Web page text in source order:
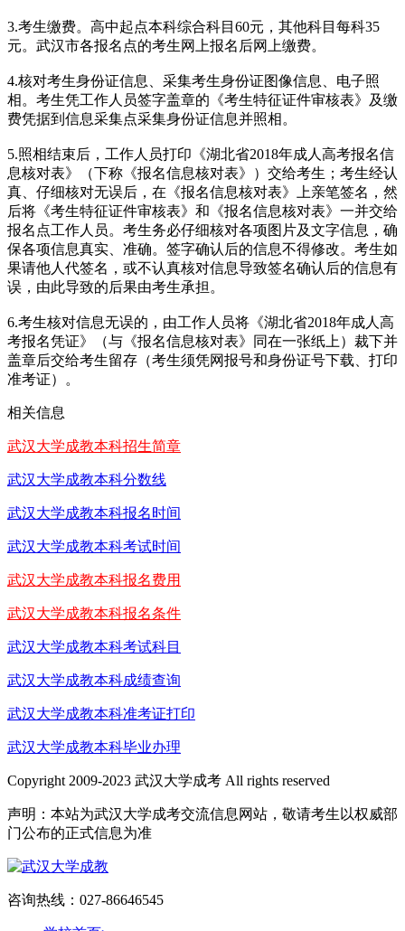
3.考生缴费。高中起点本科综合科目60元，其他科目每科35
元。武汉市各报名点的考生网上报名后网上缴费。
4.核对考生身份证信息、采集考生身份证图像信息、电子照
相。考生凭工作人员签字盖章的《考生特征证件审核表》及缴
费凭据到信息采集点采集身份证信息并照相。
5.照相结束后，工作人员打印《湖北省2018年成人高考报名信
息核对表》（下称《报名信息核对表》）交给考生；考生经认
真、仔细核对无误后，在《报名信息核对表》上亲笔签名，然
后将《考生特征证件审核表》和《报名信息核对表》一并交给
报名点工作人员。考生务必仔细核对各项图片及文字信息，确
保各项信息真实、准确。签字确认后的信息不得修改。考生如
果请他人代签名，或不认真核对信息导致签名确认后的信息有
误，由此导致的后果由考生承担。
6.考生核对信息无误的，由工作人员将《湖北省2018年成人高
考报名凭证》（与《报名信息核对表》同在一张纸上）裁下并
盖章后交给考生留存（考生须凭网报号和身份证号下载、打印
准考证）。
相关信息
武汉大学成教本科招生简章
武汉大学成教本科分数线
武汉大学成教本科报名时间
武汉大学成教本科考试时间
武汉大学成教本科报名费用
武汉大学成教本科报名条件
武汉大学成教本科考试科目
武汉大学成教本科成绩查询
武汉大学成教本科准考证打印
武汉大学成教本科毕业办理
Copyright 2009-2023 武汉大学成考 All rights reserved
声明：本站为武汉大学成考交流信息网站，敬请考生以权威部
门公布的正式信息为准
咨询热线：027-86646545